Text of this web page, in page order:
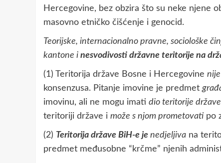
Hercegovine, bez obzira što su neke njene
masovno etničko čišćenje i genocid.
Teorijske, internacionalno pravne, sociološke
kantone i nesvodivosti državne teritorije na
(1) Teritorija države Bosne i Hercegovine
konsenzusa. Pitanje imovine je predmet
imovinu, ali ne mogu imati dio teritorije države
teritoriji države i može s njom prometovatipo
(2) Teritorija države BiH-e je nedjeljiva na
predmet međusobne “krčme” njenih